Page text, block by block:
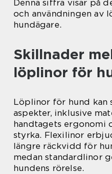
Denna siffra visar på
och användningen av
hundägare.
Skillnader
löplinor för
Löplinor för hund kan
aspekter, inklusive
handtagets ergonomi
styrka. Flexilinor
längre räckvidd för
medan standardlinor
hundens rörelse.